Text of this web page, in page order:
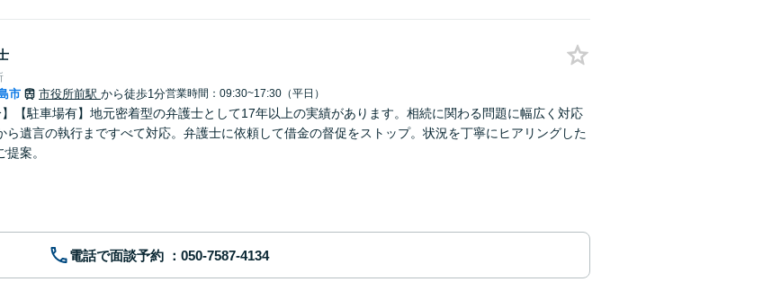
市 市役所前駅 から徒歩1分営業時間：09:30~17:30（平日）
】【駐車場有】地元密着型の弁護士として17年以上の実績があります。相続に関わる問題に幅広く対応
ら遺言の執行まですべて対応。弁護士に依頼して借金の督促をストップ。状況を丁寧にヒアリングした
案。
電話で面談予約